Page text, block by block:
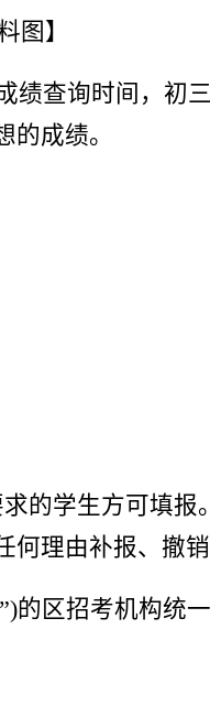
图】
查询时间，初
成绩。
的学生方可填
理由补报、撤销
的区招考机构统